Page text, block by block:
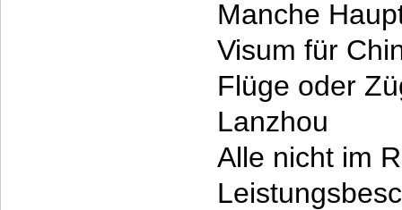
Manche
Visum für
Flüge oder
Lanzhou
Alle nicht im